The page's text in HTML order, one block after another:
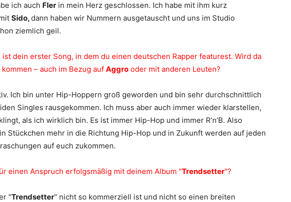
ich auch Fler in mein Herz geschlossen. Ich habe mit ihm kurz
Sido,dann haben wir Nummern ausgetauscht und uns im Studio
ziemlich geil.
ist dein erster Song, in dem du einen deutschen Rapper featurest. Wird da
– auch im Bezug auf Aggro oder mit anderen Leuten?
Ich bin unter Hip-Hoppern groß geworden und bin sehr durchschnittlich
Singles rausgekommen. Ich muss aber auch immer wieder klarstellen,
als ich wirklich bin. Es ist immer Hip-Hop und immer R’n’B. Also
Stückchen mehr in die Richtung Hip-Hop und in Zukunft werden auf jeden
auf euch zukommen.
einen Anspruch erfolgsmäßig mit deinem Album "Trendsetter"?
"Trendsetter" nicht so kommerziell ist und nicht so einen breiten